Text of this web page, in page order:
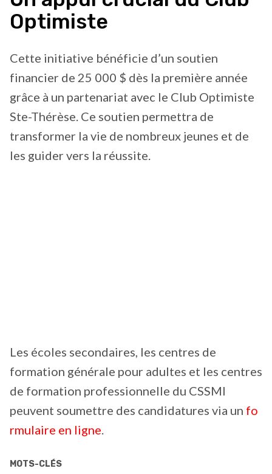
Optimiste
Cette initiative bénéficie d’un soutien
financier de 25 000 $ dès la première année
grâce à un partenariat avec le Club Optimiste
Ste-Thérèse. Ce soutien permettra de
transformer la vie de nombreux jeunes et de
les guider vers la réussite.
Les écoles secondaires, les centres de
formation générale pour adultes et les centres
de formation professionnelle du CSSMI
peuvent soumettre des candidatures via un fo
rmulaire en ligne
MOTS-CLÉS